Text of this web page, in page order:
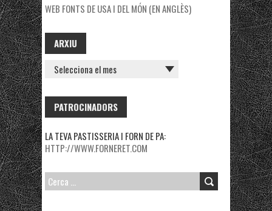
WEB FONTS DE USA I DEL MÓN (EN ANGLÈS)
ARXIU
ARXIU
PATROCINADORS
LA TEVA PASTISSERIA I FORN DE PA:
HTTP://WWW.FORNERET.COM
CERCA: